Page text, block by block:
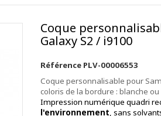
Coque
Galaxy S2 / i9100
Référence PLV-00006553
Coque personnalisable pour
coloris de la bordure : blanche ou
Impression numérique quadri
l'environnement, sans